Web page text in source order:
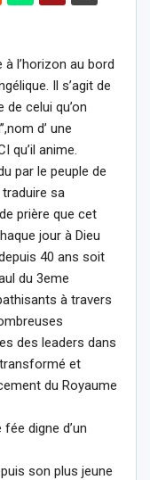
l’horizon au bord
Il s’agit de
celui qu’on
d’ une
qu’il anime.
par le peuple de
sa
prière que cet
jour à Dieu
40 ans soit
du 3eme
à travers
des leaders dans
et
du Royaume
digne d’un
son plus jeune